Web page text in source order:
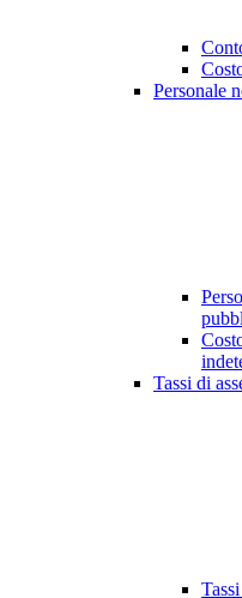
Personale
Tassi di